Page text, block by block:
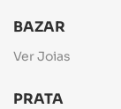
BAZAR
Ver Joias
PRATA